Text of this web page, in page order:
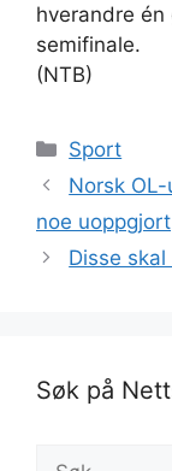
hverandre
semifinale.
(NTB)
Kategorier
Sport
Norsk
noe uoppgjort
Disse
Søk på